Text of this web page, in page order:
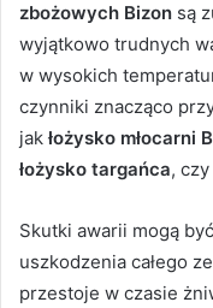
zbożowych Bizon są
wyjątkowo trudnych
w wysokich
czynniki znacząco
jak łożysko młocarni
łożysko targańca, czy
Skutki awarii mogą
uszkodzenia całego
przestoje w czasie